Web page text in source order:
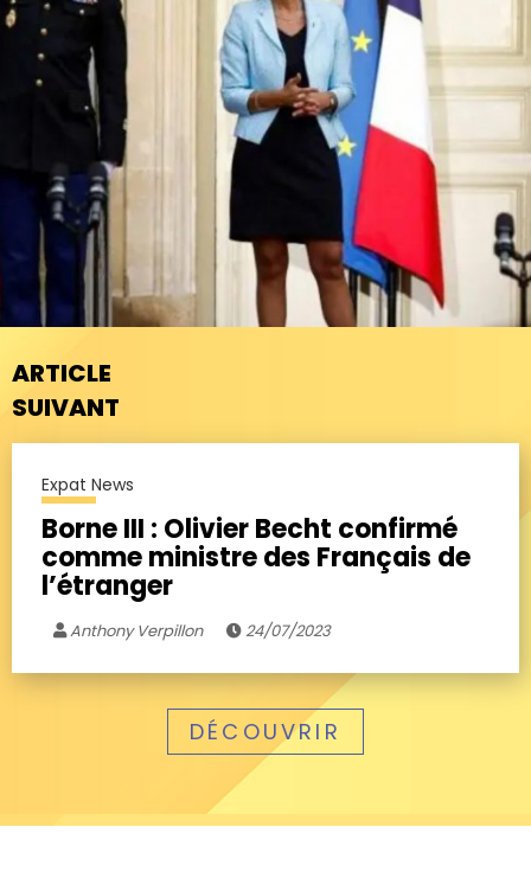
ARTICLE
SUIVANT
Expat News
Borne III : Olivier Becht confirmé
comme ministre des Français de
l’étranger
Anthony Verpillon 24/07/2023
DÉCOUVRIR